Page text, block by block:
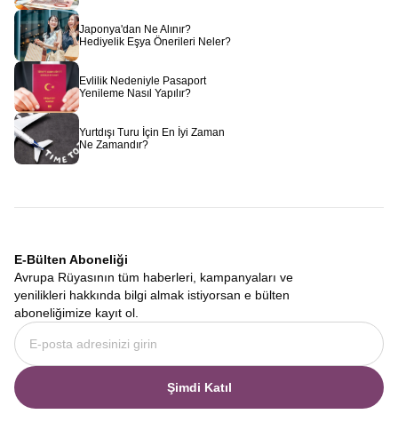
Japonya'dan Ne Alınır?
Hediyelik Eşya Önerileri Neler?
Evlilik Nedeniyle Pasaport
Yenileme Nasıl Yapılır?
Yurtdışı Turu İçin En İyi Zaman
Ne Zamandır?
E-Bülten Aboneliği
Avrupa Rüyasının tüm haberleri, kampanyaları ve
yenilikleri hakkında bilgi almak istiyorsan e bülten
aboneliğimize kayıt ol.
Şimdi Katıl